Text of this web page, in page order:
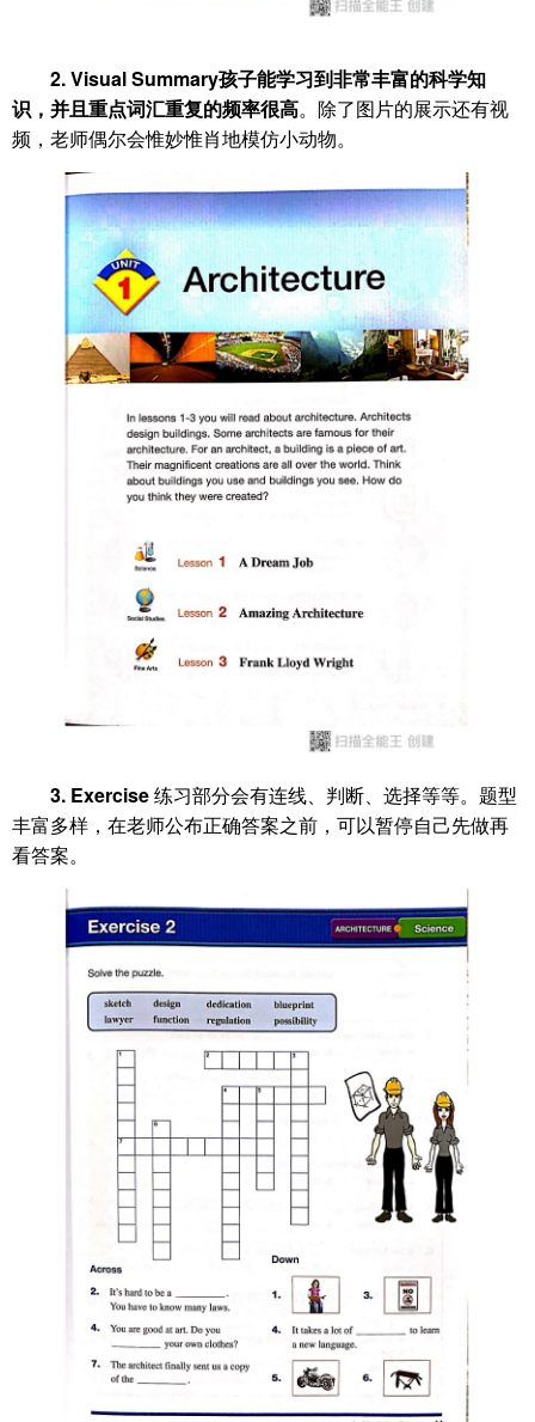
2. Visual Summary孩子能学习到非常丰富的科学知
识，并且重点词汇重复的频率很高。除了图片的展示还有视
频，老师偶尔会惟妙惟肖地模仿小动物。
3. Exercise练习部分会有连线、判断、选择等等。题型
丰富多样，在老师公布正确答案之前，可以暂停自己先做再
看答案。